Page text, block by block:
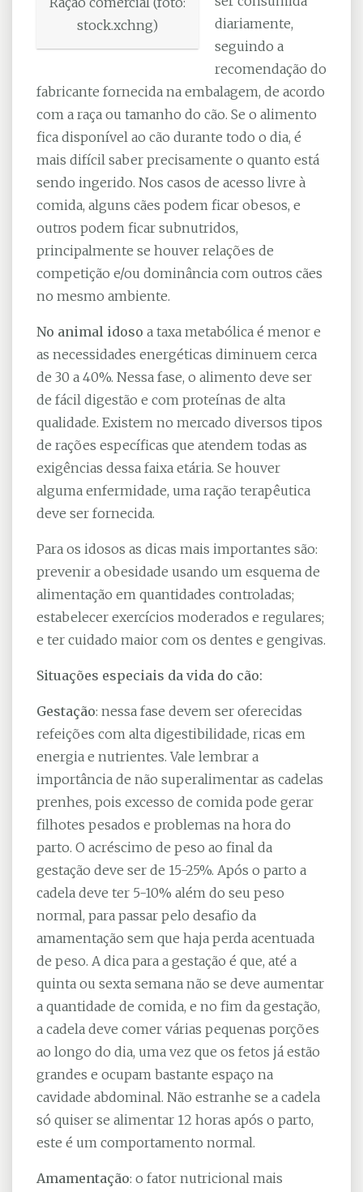
stock.xchng)
diariamente,
seguindo a
recomendação do
fabricante fornecida na embalagem, de acordo
com a raça ou tamanho do cão. Se o alimento
fica disponível ao cão durante todo o dia, é
mais difícil saber precisamente o quanto está
sendo ingerido. Nos casos de acesso livre à
comida, alguns cães podem ficar obesos, e
outros podem ficar subnutridos,
principalmente se houver relações de
competição e/ou dominância com outros cães
no mesmo ambiente.
No animal idoso a taxa metabólica é menor e
as necessidades energéticas diminuem cerca
de 30 a 40%. Nessa fase, o alimento deve ser
de fácil digestão e com proteínas de alta
qualidade. Existem no mercado diversos tipos
de rações específicas que atendem todas as
exigências dessa faixa etária. Se houver
alguma enfermidade, uma ração terapêutica
deve ser fornecida.
Para os idosos as dicas mais importantes são:
prevenir a obesidade usando um esquema de
alimentação em quantidades controladas;
estabelecer exercícios moderados e regulares;
e ter cuidado maior com os dentes e gengivas.
Situações especiais da vida do cão:
Gestação: nessa fase devem ser oferecidas
refeições com alta digestibilidade, ricas em
energia e nutrientes. Vale lembrar a
importância de não superalimentar as cadelas
prenhes, pois excesso de comida pode gerar
filhotes pesados e problemas na hora do
parto. O acréscimo de peso ao final da
gestação deve ser de 15-25%. Após o parto a
cadela deve ter 5-10% além do seu peso
normal, para passar pelo desafio da
amamentação sem que haja perda acentuada
de peso. A dica para a gestação é que, até a
quinta ou sexta semana não se deve aumentar
a quantidade de comida, e no fim da gestação,
a cadela deve comer várias pequenas porções
ao longo do dia, uma vez que os fetos já estão
grandes e ocupam bastante espaço na
cavidade abdominal. Não estranhe se a cadela
só quiser se alimentar 12 horas após o parto,
este é um comportamento normal.
Amamentação: o fator nutricional mais